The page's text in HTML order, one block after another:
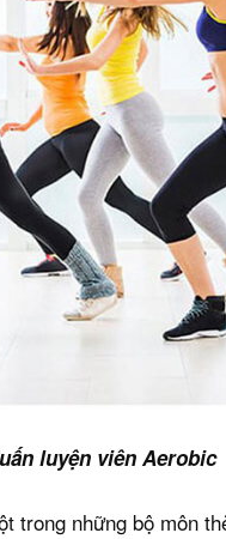
luyện viên Aerobic
trong những bộ môn